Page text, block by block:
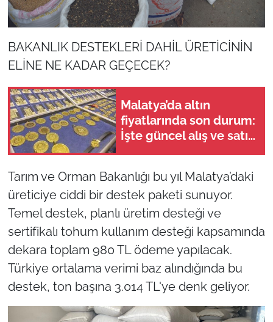
BAKANLIK DESTEKLERİ DAHİL ÜRETİCİNİN
ELİNE NE KADAR GEÇECEK?
Malatya’da altın
fiyatlarında son durum:
İşte güncel alış ve satış
Tarım ve Orman Bakanlığı bu yıl Malatya’daki
üreticiye ciddi bir destek paketi sunuyor.
Temel destek, planlı üretim desteği ve
sertifikalı tohum kullanım desteği kapsamında
dekara toplam 980 TL ödeme yapılacak.
Türkiye ortalama verimi baz alındığında bu
destek, ton başına 3.014 TL'ye denk geliyor.